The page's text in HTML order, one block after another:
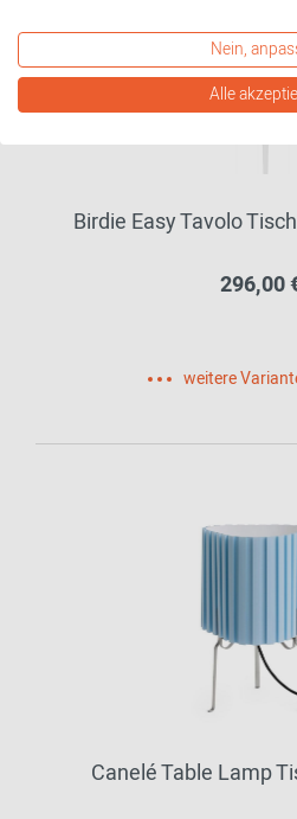
Birdie Easy Tavolo
296,00
weitere
Canelé Table Lamp
Nein,
Alle